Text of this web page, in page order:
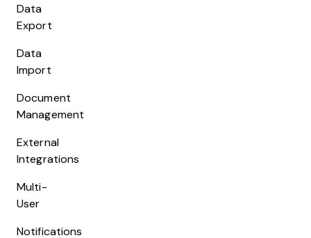
Data
Export
Data
Import
Document
Management
External
Integrations
Multi-
User
Notifications